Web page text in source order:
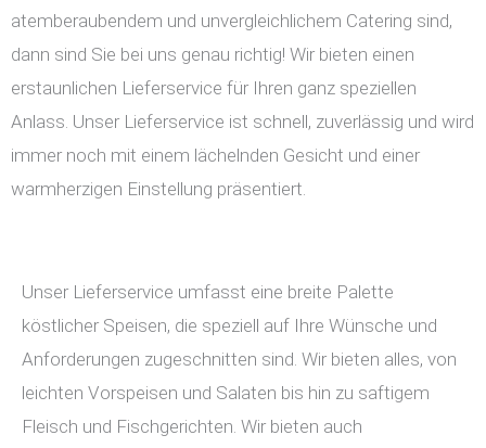
atemberaubendem und unvergleichlichem Catering sind,
dann sind Sie bei uns genau richtig! Wir bieten einen
erstaunlichen Lieferservice für Ihren ganz speziellen
Anlass. Unser Lieferservice ist schnell, zuverlässig und wird
immer noch mit einem lächelnden Gesicht und einer
warmherzigen Einstellung präsentiert.
Unser Lieferservice umfasst eine breite Palette
köstlicher Speisen, die speziell auf Ihre Wünsche und
Anforderungen zugeschnitten sind. Wir bieten alles, von
leichten Vorspeisen und Salaten bis hin zu saftigem
Fleisch und Fischgerichten. Wir bieten auch